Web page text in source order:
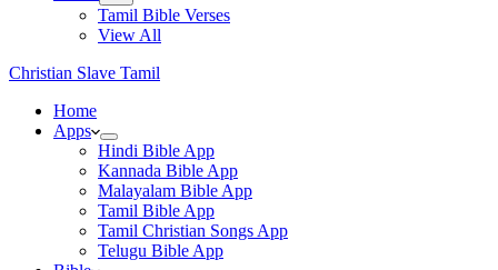
Tamil Bible Verses
View All
Christian Slave Tamil
Home
Apps
Hindi Bible App
Kannada Bible App
Malayalam Bible App
Tamil Bible App
Tamil Christian Songs App
Telugu Bible App